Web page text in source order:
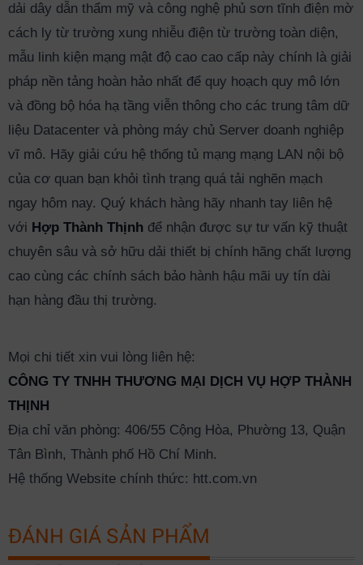
dải dây dẫn thẩm mỹ và công nghệ phủ sơn tĩnh điện mờ
cách ly từ trường xung nhiễu điện từ trường toàn diện,
mẫu linh kiện mạng mật độ cao cao cấp này chính là giải
pháp nền tảng hoàn hảo nhất để quy hoạch quy mô lớn
và đồng bộ hóa hạ tầng viễn thông cho các trung tâm dữ
liệu Datacenter và phòng máy chủ Server doanh nghiệp
vĩ mô. Hãy giải cứu hệ thống tủ mạng mạng LAN nội bộ
của cơ quan bạn khỏi tình trạng quá tải nghẽn mạch
ngay hôm nay. Quý khách hàng hãy nhanh tay liên hệ
với Hợp Thành Thịnh để nhận được sự tư vấn kỹ thuật
chuyên sâu và sở hữu dải thiết bị chính hãng chất lượng
cao cùng các chính sách bảo hành hậu mãi uy tín dài
hạn hàng đầu thị trường.
Mọi chi tiết xin vui lòng liên hệ:
CÔNG TY TNHH THƯƠNG MẠI DỊCH VỤ HỢP THÀNH
THỊNH
Địa chỉ văn phòng: 406/55 Cộng Hòa, Phường 13, Quận
Tân Bình, Thành phố Hồ Chí Minh.
Hệ thống Website chính thức: htt.com.vn
ĐÁNH GIÁ SẢN PHẨM